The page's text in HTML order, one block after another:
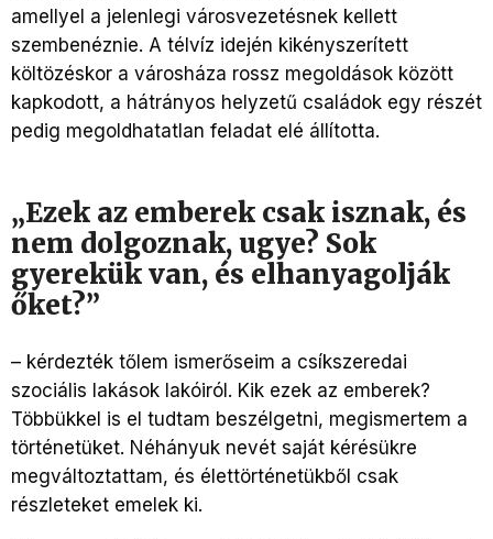
amellyel a jelenlegi városvezetésnek kellett
szembenéznie. A télvíz idején kikényszerített
költözéskor a városháza rossz megoldások között
kapkodott, a hátrányos helyzetű családok egy részét
pedig megoldhatatlan feladat elé állította.
„Ezek az emberek csak isznak, és
nem dolgoznak, ugye? Sok
gyerekük van, és elhanyagolják
őket?”
– kérdezték tőlem ismerőseim a csíkszeredai
szociális lakások lakóiról. Kik ezek az emberek?
Többükkel is el tudtam beszélgetni, megismertem a
történetüket. Néhányuk nevét saját kérésükre
megváltoztattam, és élettörténetükből csak
részleteket emelek ki.